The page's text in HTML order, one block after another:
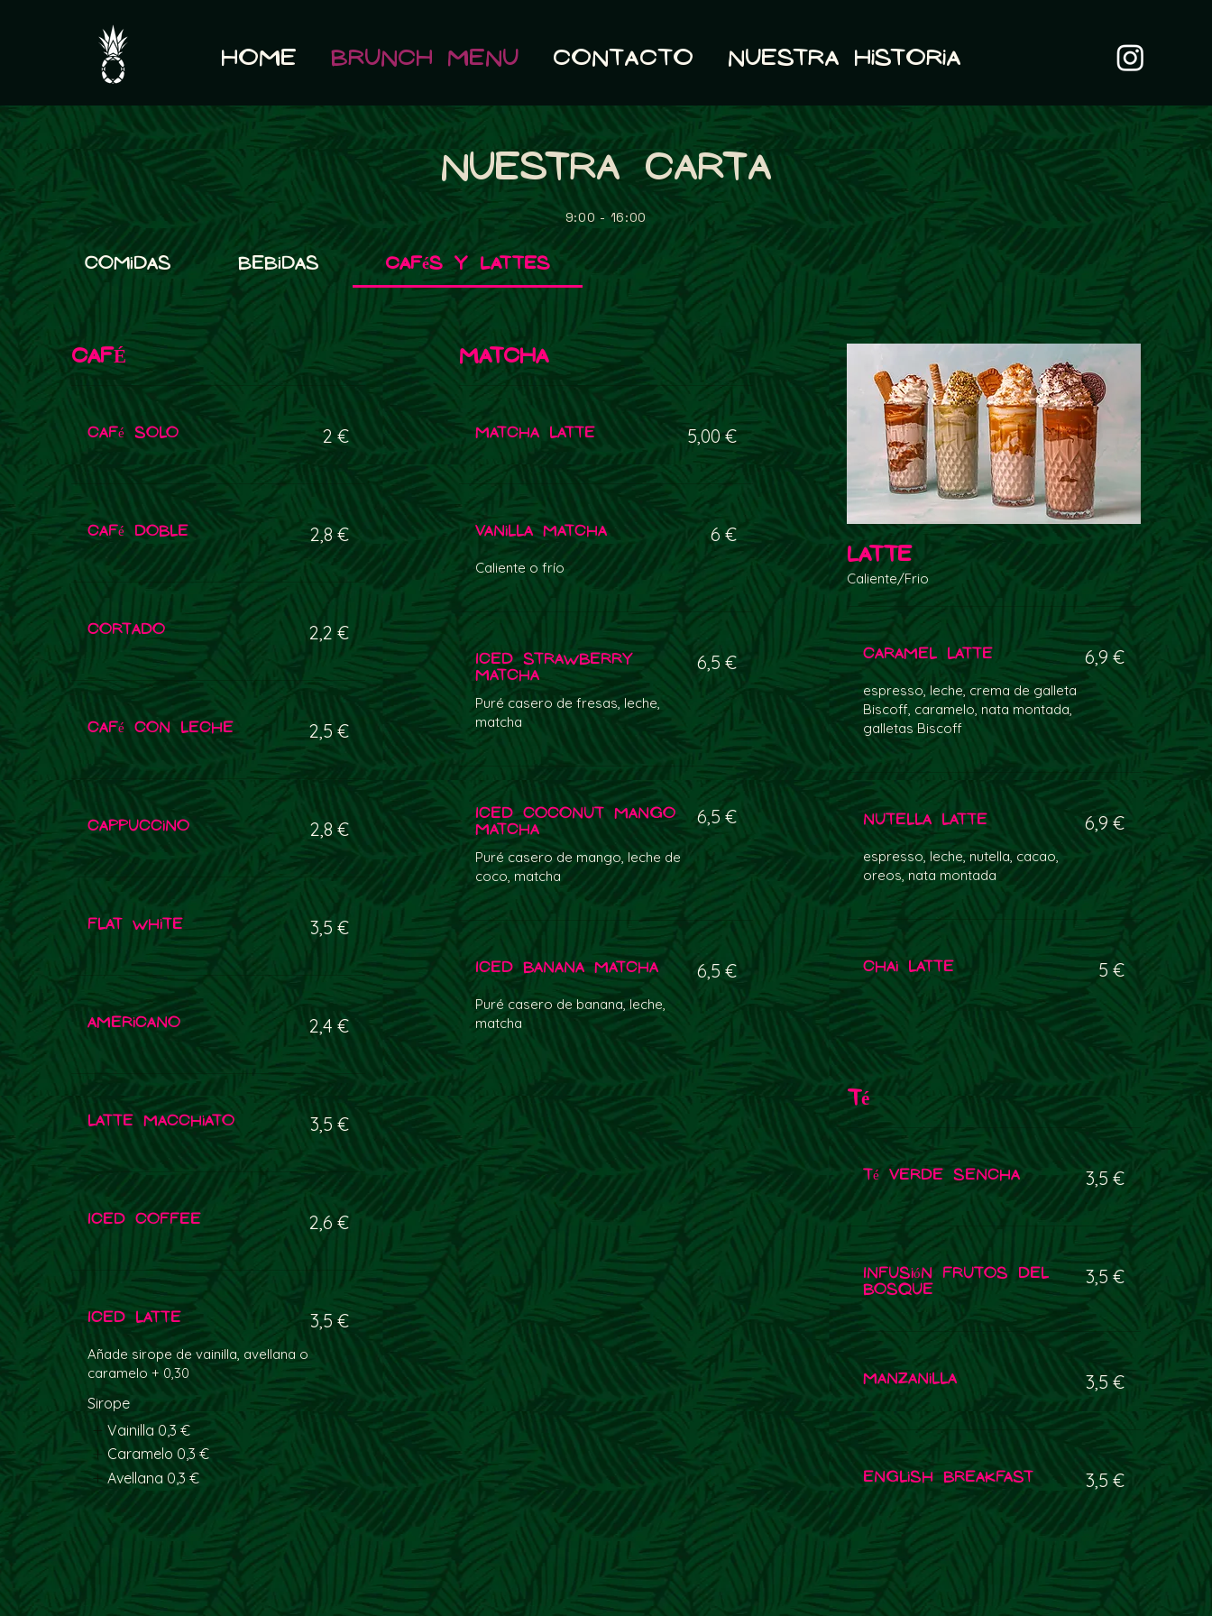
Home Brunch Menu Contacto Nuestra Historia
NUESTRA CARTA
9:00 - 16:00
Comidas Bebidas Cafés y Lattes
CAFÉ
Café solo 2 €
Café doble 2,8 €
Cortado 2,2 €
Café con leche 2,5 €
Cappuccino 2,8 €
Flat white 3,5 €
Americano 2,4 €
Latte macchiato 3,5 €
Iced coffee 2,6 €
Iced latte
Añade sirope de vainilla, avellana o
caramelo + 0,30
3,5 €
Sirope
Vainilla 0,3 €
Caramelo 0,3 €
Avellana 0,3 €
Matcha
Matcha Latte 5,00 €
Vanilla Matcha
Caliente o frío
6 €
Iced Strawberry
Matcha
Puré casero de fresas, leche,
matcha
6,5 €
Iced Coconut Mango
Matcha
Puré casero de mango, leche de
coco, matcha
6,5 €
Iced Banana Matcha
Puré casero de banana, leche,
matcha
6,5 €
Latte
Caliente/Frio
Caramel Latte
espresso, leche, crema de galleta
Biscoff, caramelo, nata montada,
galletas Biscoff
6,9 €
Nutella Latte
espresso, leche, nutella, cacao,
oreos, nata montada
6,9 €
Chai Latte 5 €
Té
Té Verde Sencha 3,5 €
Infusión frutos del
bosque
3,5 €
Manzanilla 3,5 €
English Breakfast 3,5 €